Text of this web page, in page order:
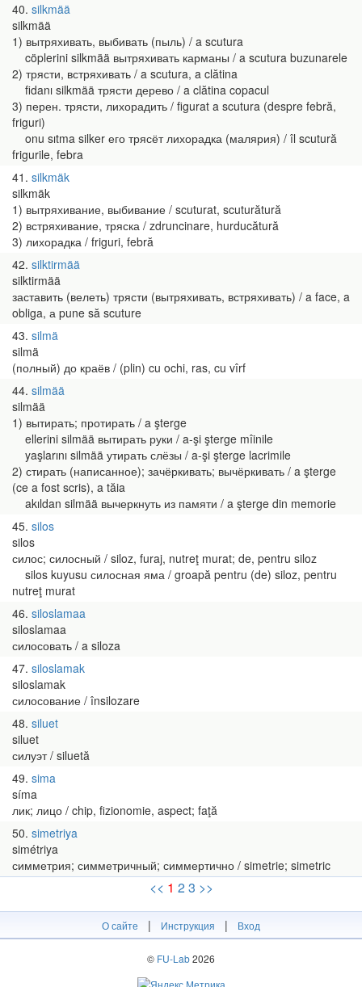
40 silkmää
silkmää
1) вытряхивать, выбивать (пыль) / a scutura
cöplerini silkmää вытряхивать карманы / a scutura buzunarele
2) трясти, встряхивать / a scutura, a clătina
fidanı silkmää трясти дерево / a clătina copacul
3) перен. трясти, лихорадить / figurat a scutura (despre febră,
friguri)
onu sıtma silker его трясёт лихорадка (малярия) / îl scutură
frigurile, febra
41 silkmäk
silkmäk
1) вытряхивание, выбивание / scuturat, scuturătură
2) встряхивание, тряска / zdruncinare, hurducătură
3) лихорадка / friguri, febră
42 silktirmää
silktirmää
заставить (велеть) трясти (вытряхивать, встряхивать) / a face, a
obliga, а pune să scuture
43 silmä
silmä
(полный) до краёв / (plin) cu ochi, ras, cu vîrf
44 silmää
silmää
1) вытирать; протирать / a şterge
ellerini silmää вытирать руки / a-şi şterge mîinile
yaşlarını silmää утирать слёзы / a-şi şterge lacrimile
2) стирать (написанное); зачёркивать; вычёркивать / a şterge
(ce a fost scris), a tăia
akıldan silmää вычеркнуть из памяти / a şterge din memorie
45 silos
silos
силос; силосный / siloz, furaj, nutreţ murat; de, pentru siloz
silos kuyusu силосная яма / groapă pentru (de) siloz, pentru
nutreţ murat
46 siloslamaa
siloslamaa
силосовать / a siloza
47 siloslamak
siloslamak
силосование / însilozare
48 siluet
siluet
силуэт / siluetă
49 sima
síma
лик; лицо / chip, fizionomie, aspect; faţă
50 simetriya
simétriya
симметрия; симметричный; симмертично / simetrie; simetric
<< 1 23 >>
О сайте | Инструкция | Вход
© FU-Lab2026